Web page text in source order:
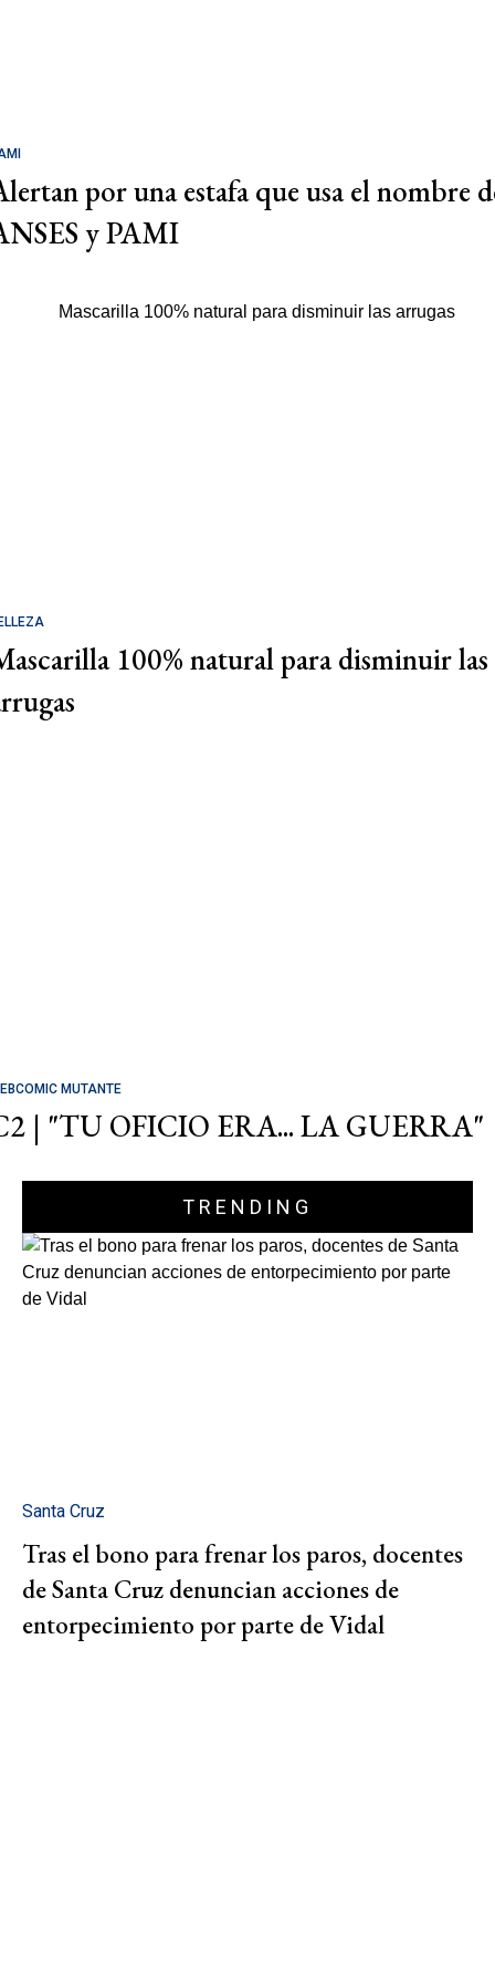
por una estafa que usa el nombre
y PAMI
100% natural para disminuir las
MUTANTE
| "TU OFICIO ERA... LA GUERRA"
TRENDING
Santa Cruz
Tras el bono para frenar los paros, docentes
de Santa Cruz denuncian acciones de
entorpecimiento por parte de Vidal